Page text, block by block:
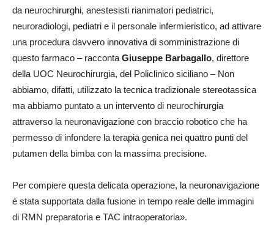
da neurochirurghi, anestesisti rianimatori pediatrici,
neuroradiologi, pediatri e il personale infermieristico, ad attivare
una procedura davvero innovativa di somministrazione di
questo farmaco – racconta Giuseppe Barbagallo, direttore
della UOC Neurochirurgia, del Policlinico siciliano – Non
abbiamo, difatti, utilizzato la tecnica tradizionale stereotassica
ma abbiamo puntato a un intervento di neurochirurgia
attraverso la neuronavigazione con braccio robotico che ha
permesso di infondere la terapia genica nei quattro punti del
putamen della bimba con la massima precisione.
Per compiere questa delicata operazione, la neuronavigazione
è stata supportata dalla fusione in tempo reale delle immagini
di RMN preparatoria e TAC intraoperatoria».